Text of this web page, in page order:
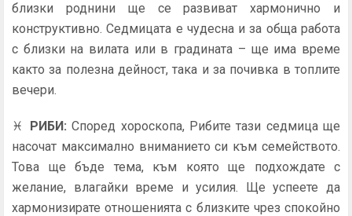
близки роднини ще се развиват хармонично и
конструктивно. Седмицата е чудесна и за обща работа
с близки на вилата или в градината – ще има време
както за полезна дейност, така и за почивка в топлите
вечери.
♓ РИБИ: Според хороскопа, Рибите тази седмица ще
насочат максимално вниманието си към семейството.
Това ще бъде тема, към която ще подхождате с
желание, влагайки време и усилия. Ще успеете да
хармонизирате отношенията с близките чрез спокойно